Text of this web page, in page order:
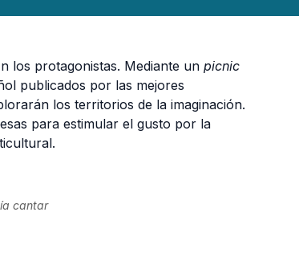
los protagonistas. Mediante un picnic
publicados por las mejores
los territorios de la imaginación.
para estimular el gusto por la
cantar